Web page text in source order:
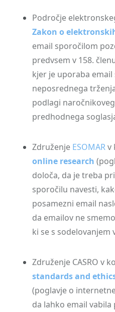
Področje
Zakon o
email sporočilom
predvsem v 158.
kjer je uporaba
neposrednega
podlagi
predhodnega
Združenje ESOMARv
online research
določa, da je treba
sporočilu navesti,
posamezni email
da emailov ne
ki se s sodelovanjem
Združenje CASRO v
standards and
(poglavje o
da lahko email